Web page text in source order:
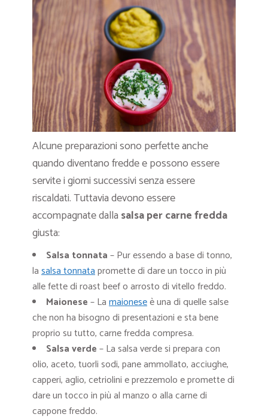
Alcune preparazioni sono perfette anche
quando diventano fredde e possono essere
servite i giorni successivi senza essere
riscaldati. Tuttavia devono essere
accompagnate dalla salsa per carnefredda
giusta:
Salsa tonnata– Pur essendo a base di tonno,
lasalsa tonnatapromette di dare un tocco in più
alle fette di roast beef o arrosto di vitello freddo.
Maionese– Lamaioneseè una di quelle salse
che non ha bisogno di presentazioni e sta bene
proprio su tutto, carne fredda compresa.
Salsa verde– La salsa verde si prepara con
olio, aceto, tuorli sodi, pane ammollato, acciughe,
capperi, aglio, cetriolini e prezzemolo e promette di
dare un tocco in più al manzo o alla carne di
cappone freddo.